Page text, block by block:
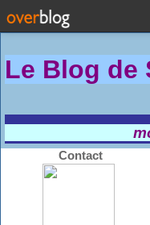
Le Blog de
Contact